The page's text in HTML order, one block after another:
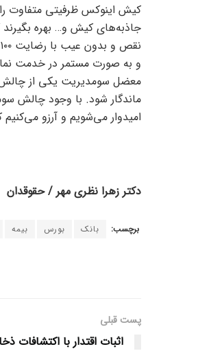
کیش اینوکس ظرفیتی متفاوت را
جاذبه‌های کیش و… بهره بگیرند
و به صورت مستمر در خدمت
ماندگار شود. با وجود چالش
امیدوار می‌شویم و آرزو
دکتر زهرا نظری مهر / حقوقدان
برچسب: بانک بورس‌ بیمه
پست قبلی
اثبات اقتدار با اکتشافات